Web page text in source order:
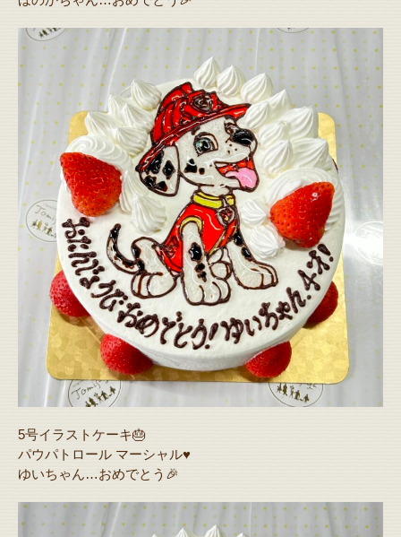
5号イラストケーキ🎂
パウパトロール マーシャル♥️
ゆいちゃん…おめでとう🎉